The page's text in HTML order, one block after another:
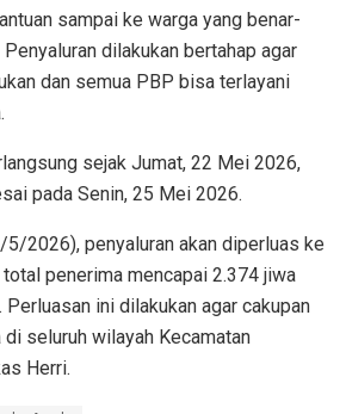
sampai ke warga yang benar-
dilakukan bertahap agar
dan semua PBP bisa terlayani
sejak Jumat, 22 Mei 2026,
pada Senin, 25 Mei 2026.
5/2026), penyaluran akan diperluas ke
penerima mencapai 2.374 jiwa
Perluasan ini dilakukan agar cakupan
seluruh wilayah Kecamatan
Herri.